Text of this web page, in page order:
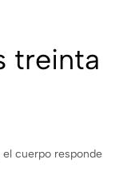
treinta
cuerpo responde